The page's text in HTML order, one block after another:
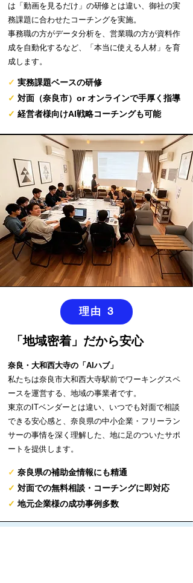
は「動画を見るだけ」の研修とは違い、御社の実
務課題に合わせたコーチングを実施。
事務職の方がデータ分析を、営業職の方が資料作
成を自動化するなど、「本当に使える人材」を育
成します。
✓ 実務課題ベースの研修
✓ 対面（奈良市）or オンラインで手厚く指導
✓ 経営者様向けAI戦略コーチングも可能
理由 3
「地域密着」だから安心
奈良・大和西大寺の「AIハブ」
私たちは奈良市大和西大寺駅前でワーキングスペ
ースを運営する、地域の事業者です。
東京のITベンダーとは違い、いつでも対面で相談
できる安心感と、奈良県の中小企業・フリーラン
サーの事情を深く理解した、地に足のついたサポ
ートを提供します。
✓ 奈良県の補助金情報にも精通
✓ 対面での無料相談・コーチングに即対応
✓ 地元企業様の成功事例多数